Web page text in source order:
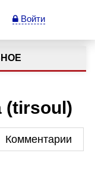
Войти
(tirsoul)
Комментарии